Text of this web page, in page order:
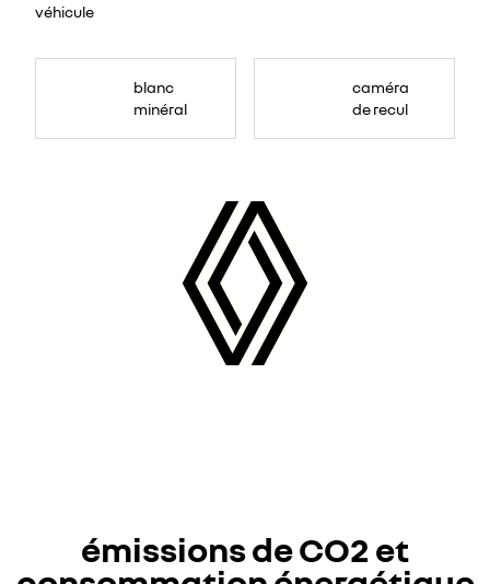
véhicule
blanc
minéral
caméra
de recul
émissions de CO2 et